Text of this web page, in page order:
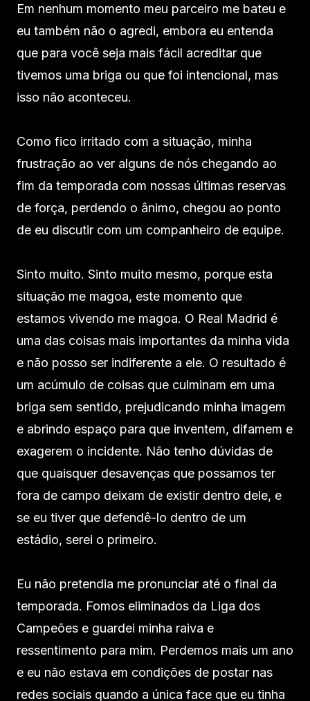
Em nenhum momento meu parceiro me bateu e
eu também não o agredi, embora eu entenda
que para você seja mais fácil acreditar que
tivemos uma briga ou que foi intencional, mas
isso não aconteceu.
Como fico irritado com a situação, minha
frustração ao ver alguns de nós chegando ao
fim da temporada com nossas últimas reservas
de força, perdendo o ânimo, chegou ao ponto
de eu discutir com um companheiro de equipe.
Sinto muito. Sinto muito mesmo, porque esta
situação me magoa, este momento que
estamos vivendo me magoa. O Real Madrid é
uma das coisas mais importantes da minha vida
e não posso ser indiferente a ele. O resultado é
um acúmulo de coisas que culminam em uma
briga sem sentido, prejudicando minha imagem
e abrindo espaço para que inventem, difamem e
exagerem o incidente. Não tenho dúvidas de
que quaisquer desavenças que possamos ter
fora de campo deixam de existir dentro dele, e
se eu tiver que defendê-lo dentro de um
estádio, serei o primeiro.
Eu não pretendia me pronunciar até o final da
temporada. Fomos eliminados da Liga dos
Campeões e guardei minha raiva e
ressentimento para mim. Perdemos mais um ano
e eu não estava em condições de postar nas
redes sociais quando a única face que eu tinha